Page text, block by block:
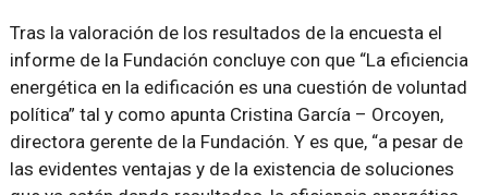
Tras la valoración de los resultados de la encuesta el
informe de la Fundación concluye con que “La eficiencia
energética en la edificación es una cuestión de voluntad
política” tal y como apunta Cristina García – Orcoyen,
directora gerente de la Fundación. Y es que, “a pesar de
las evidentes ventajas y de la existencia de soluciones